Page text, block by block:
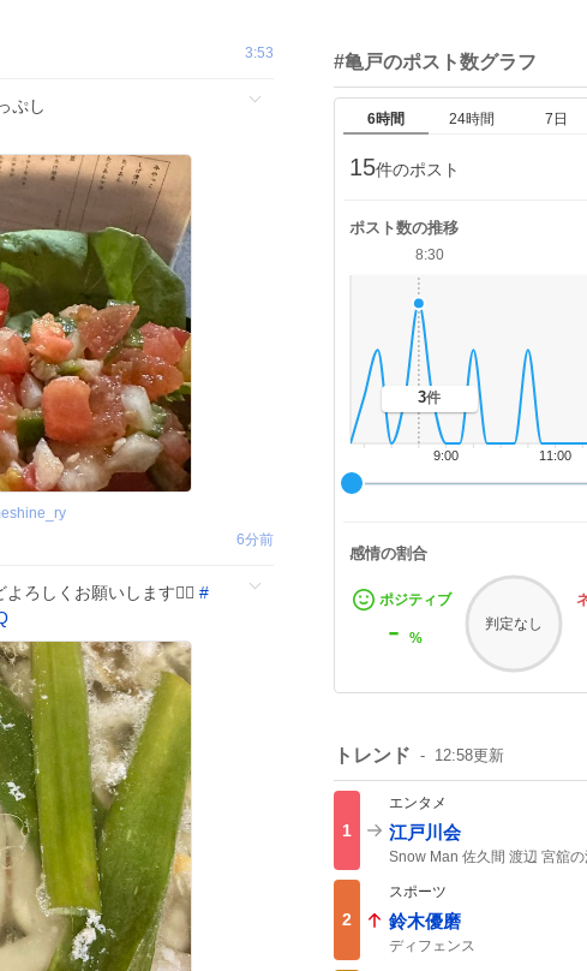
3:53
ぷし
6分前
ろしくお願いします🙇‍♂️ #
#亀戸のポスト数グラフ
6時間 24時間 7日
15件のポスト
ポスト数の推移
11:00
9:00
8:30
3件
感情の割合
ポジティブ
- %
判定なし
トレンド 12:58更新
1
エンタメ
江戸川会
Snow Man 佐久間 渡辺 宮舘
2
スポーツ
鈴木優磨
ディフェンス